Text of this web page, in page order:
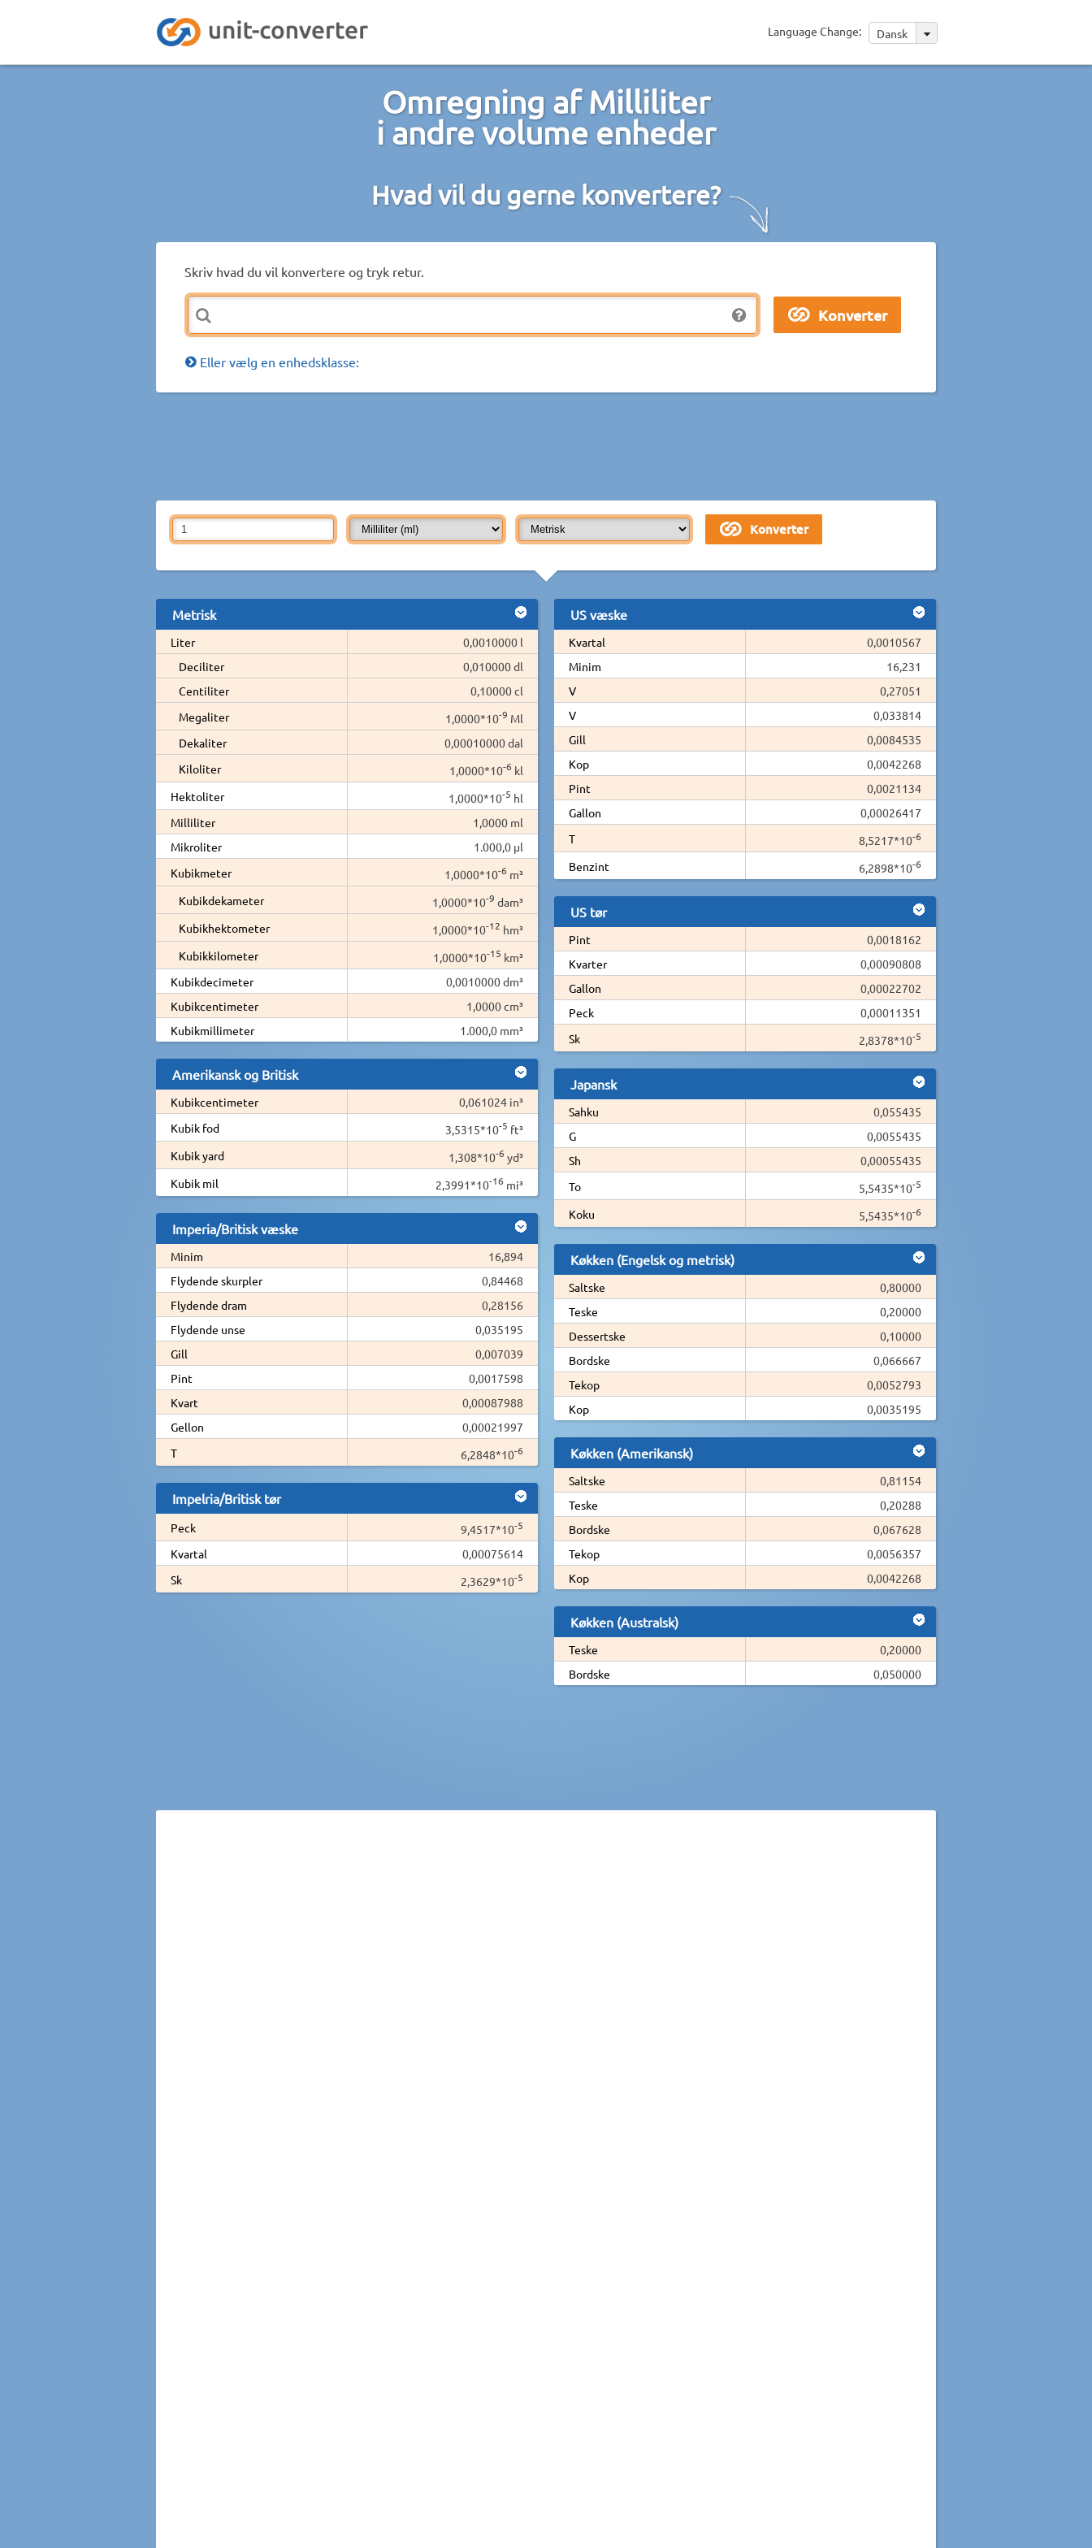
Language Change: Dansk
Omregning af Milliliter
i andre volume enheder
Hvad vil du gerne konvertere?
Skriv hvad du vil konvertere og tryk retur.
Eller vælg en enhedsklasse:
Metrisk
Liter
0,0010000 l
Deciliter
0,010000 dl
Centiliter
0,10000 cl
Megaliter
1,0000*10-9 Ml
Dekaliter
0,00010000 dal
Kiloliter
1,0000*10-6 kl
Hektoliter
1,0000*10-5 hl
Milliliter
1,0000 ml
Mikroliter
1.000,0 µl
Kubikmeter
1,0000*10-6 m³
Kubikdekameter
1,0000*10-9 dam³
Kubikhektometer
1,0000*10-12 hm³
Kubikkilometer
1,0000*10-15 km³
Kubikdecimeter
0,0010000 dm³
Kubikcentimeter
1,0000 cm³
Kubikmillimeter
1.000,0 mm³
Amerikansk og Britisk
Kubikcentimeter
0,061024 in³
Kubik fod
3,5315*10-5 ft³
Kubik yard
1,308*10-6 yd³
Kubik mil
2,3991*10-16 mi³
Imperia/Britisk væske
Minim
16,894
Flydende skurpler
0,84468
Flydende dram
0,28156
Flydende unse
0,035195
Gill
0,007039
Pint
0,0017598
Kvart
0,00087988
Gellon
0,00021997
T
6,2848*10-6
Impelria/Britisk tør
Peck 9,4517*10-5
Kvartal
0,00075614
Sk
2,3629*10-5
US væske
Kvartal
0,0010567
Minim
16,231
V
0,27051
V
0,033814
Gill
0,0084535
Kop
0,0042268
Pint
0,0021134
Gallon
0,00026417
T
8,5217*10-6
Benzint 6,2898*10-6
US tør
Pint
0,0018162
Kvarter
0,00090808
Gallon
0,00022702
Peck
0,00011351
Sk
2,8378*10-5
Japansk
Sahku
0,055435
G
0,0055435
Sh
0,00055435
To
5,5435*10-5
Koku 5,5435*10-6
Køkken (Engelsk og metrisk)
Saltske
0,80000
Teske
0,20000
Dessertske
0,10000
Bordske
0,066667
Tekop
0,0052793
Kop
0,0035195
Køkken (Amerikansk)
Saltske
0,81154
Teske
0,20288
Bordske
0,067628
Tekop
0,0056357
Kop
0,0042268
Køkken (Australsk)
Teske
0,20000
Bordske
0,050000